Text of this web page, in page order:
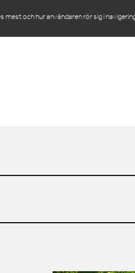
och hur användaren rör sig i